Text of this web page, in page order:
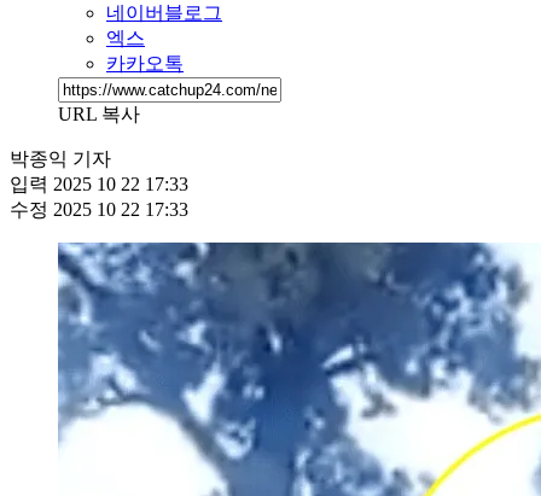
네이버블로그
엑스
카카오톡
URL 복사
박종익 기자
입력 2025 10 22 17:33
수정 2025 10 22 17:33